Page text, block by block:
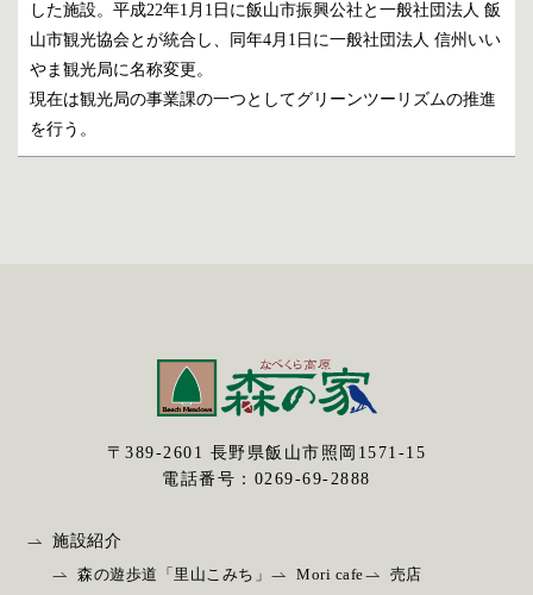
した施設。平成22年1月1日に飯山市振興公社と一般社団法人 飯
山市観光協会とが統合し、同年4月1日に一般社団法人 信州いい
やま観光局に名称変更。
現在は観光局の事業課の一つとしてグリーンツーリズムの推進
を行う。
〒389-2601 ⻑野県飯⼭市照岡1571-15
電話番号： 0269-69-2888
施設紹介
森の遊歩道「里山こみち」
Mori cafe
売店